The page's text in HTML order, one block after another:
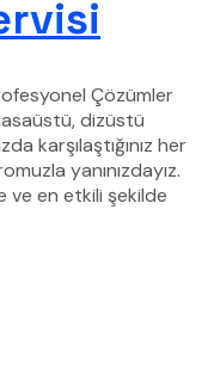
Çözümler
dizüstü
karşılaştığınız her
yanınızdayız.
ve en etkili şekilde